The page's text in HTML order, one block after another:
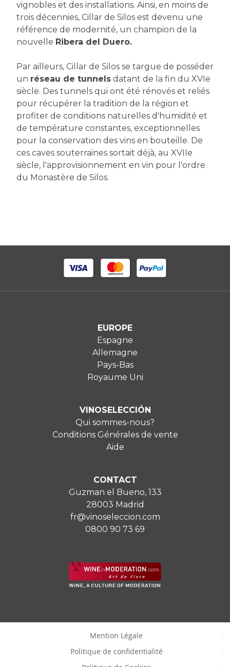
vignobles et des installations. Ainsi, en moins de
trois décennies, Cillar de Silos est devenu une
référence de modernité, un champion de la
nouvelle Ribera del Duero.
Par ailleurs, Cillar de Silos se targue de posséder
un réseau de tunnels datant de la fin du XVIe
siècle. Des tunnels qui ont été rénovés et reliés
pour récupérer la tradition de la région et
profiter de conditions naturelles d'humidité et
de température constantes, exceptionnelles
pour la conservation des vins en bouteille. De
ces caves souterraines sortait déjà, au XVIIe
siècle, l'approvisionnement en vin pour l'ordre
du Monastère de Silos.
EUROPE
Espagne
Allemagne
Pays-Bas
Royaume Uni
VINOSELECCIÓN
Qui sommes-nous?
Conditions Générales de vente
Aide
CONTACT
Guzman el Bueno, 133
28003 Madrid
fr@vinoseleccion.com
0800 90 73 69
Mention Légale
Politique de confidentialité